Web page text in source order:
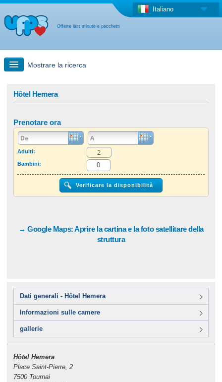
Offerte last minute e pacchetti
Italiano
Mostrare la ricerca
Offerta last minute + Offerta forfettaria
Altro paese
Hôtel Hemera
Prenotare ora
Adulti:
Bambini:
→ Google Maps: Aprire la cartina e la foto satellitare della
struttura
Dati generali - Hôtel Hemera
Informazioni sulle camere
gallerie
Hôtel Hemera
Place Saint-Pierre, 2
7500 Tournai